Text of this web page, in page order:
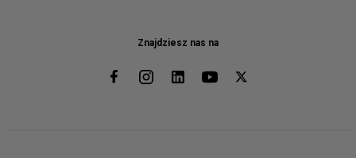
Znajdziesz nas na